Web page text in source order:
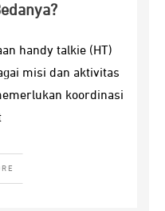
handy talkie (HT)
misi dan aktivitas
koordinasi